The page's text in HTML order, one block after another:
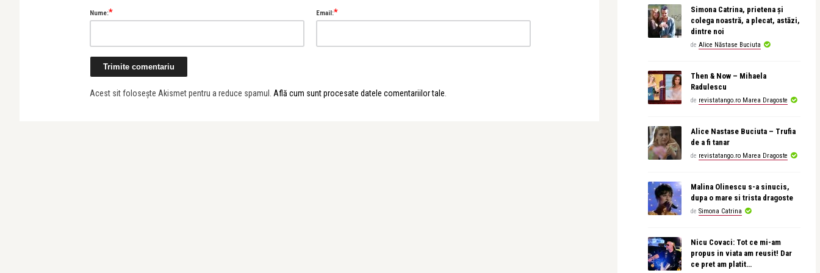
Nume:* Email:*
Acest sit folosește Akismet pentru a reduce spamul. Află cum sunt procesate datele comentariilor tale
Simona Catrina, prietena și
colega noastră, a plecat, astăzi,
dintre noi
de Alice Năstase Buciuta
Then & Now – Mihaela
Radulescu
de revistatango.ro Marea Dragoste
Alice Nastase Buciuta – Trufia
de a fi tanar
de revistatango.ro Marea Dragoste
Malina Olinescu s-a sinucis,
dupa o mare si trista dragoste
de Simona Catrina
Nicu Covaci: Tot ce mi-am
propus in viata am reusit! Dar
ce pret am platit…